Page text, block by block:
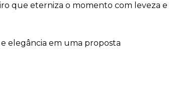
que eterniza o momento com leveza e
elegância em uma proposta